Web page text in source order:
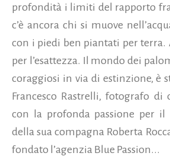
profondità i limiti del rapporto
c’è ancora chi si muove
con i piedi ben piantati per terra.
per l’esattezza. Il mondo dei
coraggiosi in via di estinzione, è
Francesco Rastrelli, fotografo di
con la profonda passione per il
della sua compagna Roberta
fondato l’agenzia Blue Passion...